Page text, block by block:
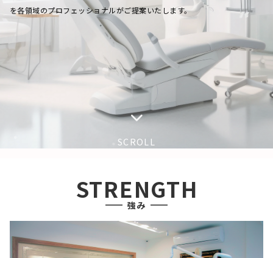
を各領域のプロフェッショナルがご提案いたします。
SCROLL
STRENGTH
強み